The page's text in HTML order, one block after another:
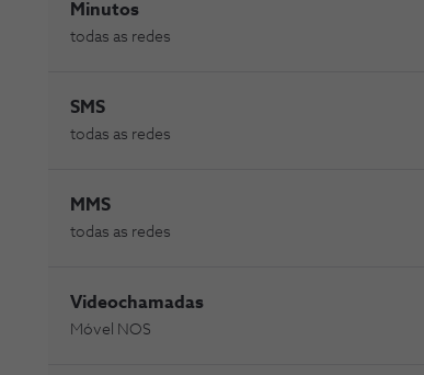
Minutos
todas as redes
SMS
todas as redes
MMS
todas as redes
Videochamadas
Móvel NOS